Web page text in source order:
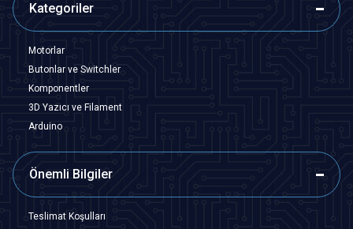
Kategoriler
Motorlar
Butonlar ve Switchler
Komponentler
3D Yazıcı ve Filament
Arduino
Önemli Bilgiler
Teslimat Koşulları